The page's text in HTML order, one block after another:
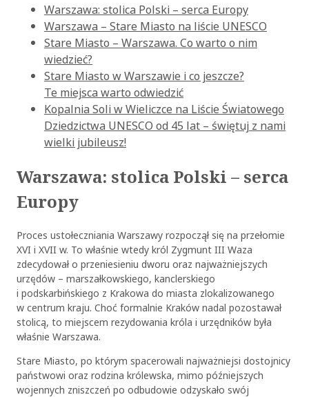
Warszawa: stolica Polski – serca Europy
Warszawa – Stare Miasto na liście UNESCO
Stare Miasto – Warszawa. Co warto o nim
wiedzieć?
Stare Miasto w Warszawie i co jeszcze?
Te miejsca warto odwiedzić
Kopalnia Soli w Wieliczce na Liście Światowego
Dziedzictwa UNESCO od 45 lat – świętuj z nami
wielki jubileusz!
Warszawa: stolica Polski – serca
Europy
Proces ustołeczniania Warszawy rozpoczął się na przełomie
XVI i XVII w. To właśnie wtedy król Zygmunt III Waza
zdecydował o przeniesieniu dworu oraz najważniejszych
urzędów – marszałkowskiego, kanclerskiego
i podskarbińskiego z Krakowa do miasta zlokalizowanego
w centrum kraju. Choć formalnie Kraków nadal pozostawał
stolicą, to miejscem rezydowania króla i urzędników była
właśnie Warszawa.
Stare Miasto, po którym spacerowali najważniejsi dostojnicy
państwowi oraz rodzina królewska, mimo późniejszych
wojennych zniszczeń po odbudowie odzyskało swój